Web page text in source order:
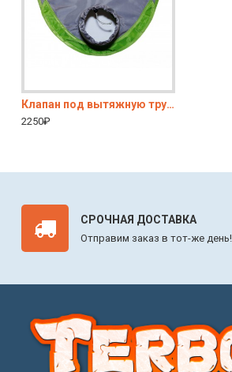
Клапан под вытяжную трубу теплообменника для палаток серии ЛОТОС Куб
2250₽16200₽
СРОЧНАЯ ДОСТАВКА
Отправим заказ в тот-же день!